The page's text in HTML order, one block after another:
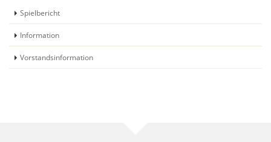
Spielbericht
Information
Vorstandsinformation